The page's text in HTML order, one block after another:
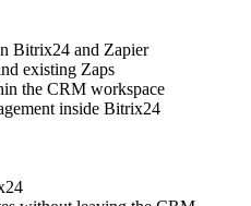
Bitrix24 and Zapier
existing Zaps
the CRM workspace
inside Bitrix24